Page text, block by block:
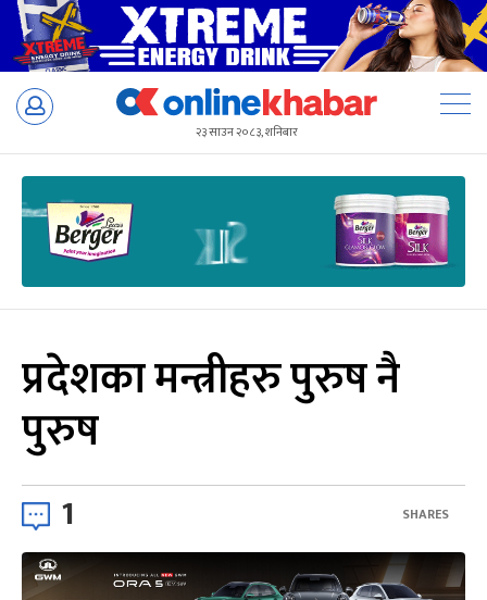
Skip
२३ साउन २०८३, शनिबार
प्रदेशका मन्त्रीहरु पुरुष नै
पुरुष
1 SHARES